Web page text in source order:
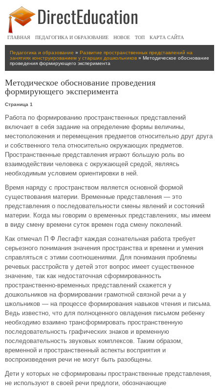
ГЛАВНАЯ ПЕДАГОГИКА И ОБРАЗОВАНИЕ НОВОЕ ТОП КАРТА САЙТА
Педагогика и образование » Развитие пространственных представлений на
занятиях конструированием у старших дошкольников » Методическое обоснование
проведения формирующего эксперимента
Методическое обоснование проведения
формирующего эксперимента
Страница 1
Работа по формированию пространственных представлений
включает в себя задание на определение формы величины,
местоположения и перемещения предметов относительно друг друга
и собственного тела относительно окружающих предметов.
Пространственные представления играют большую роль во
взаимодействии человека с окружающей средой, являясь
необходимым условием ориентировки в ней.
Время наряду с пространством является основной формой
существования материи. Временные представления — это
представления о последовательности смены явлений и состояний
материи. Когда мы говорим о временных представлениях, мы имеем
в виду смену времени суток времен года смену поколений.
Как отмечал П Ф Лесгафт каждая сознательная работа требует
серьезного понимания значения пространства и времени и умения
справляться с этими соотношениями. Для понимания проблемы
речевых расстройств у детей этот вопрос имеет существенное
значение, так как недостаточная сформированность
пространственно-временных представлений скажется у
дошкольников на формировании грамотной связной речи а у
школьников — на процессе формирования навыков чтения и письма.
Ведь известно, что для полноценного овладения письмом ребенку
необходимо взаимно трансформировать пространственную
последовательность графических знаков и временную
последовательность звуковых комплексов. Таким образом,
временной и пространственный аспекты восприятия и
воспроизведения речи не могут быть разобщены.
Дети у которых не сформированы пространственные представления,
не используют в своей речи предлоги, обозначающие